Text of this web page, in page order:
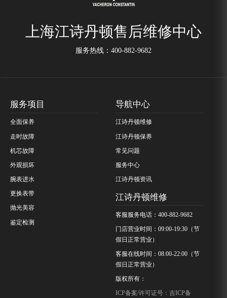
上海江诗丹顿售后维修中心
服务热线： 400-882-9682
服务项目
全面保养
走时故障
机芯故障
外观损坏
腕表进水
更换表带
抛光美容
鉴定检测
导航中心
江诗丹顿维修
江诗丹顿保养
常见问题
服务中心
江诗丹顿资讯
江诗丹顿维修
客服服务电话：400-882-9682
门店营业时间：09:00-19:30（节
假日正常营业）
客服在线时间：08:00-22:00（节
假日正常营业）
版权所有：
ICP备案/许可证号：吉ICP备